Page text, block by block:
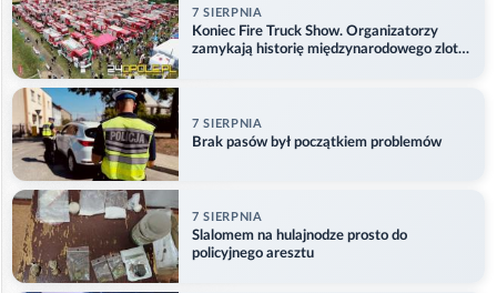
7 SIERPNIA
Koniec Fire Truck Show. Organizatorzy
zamykają historię międzynarodowego zlotu
7 SIERPNIA
Brak pasów był początkiem problemów
7 SIERPNIA
Slalomem na hulajnodze prosto do
policyjnego aresztu